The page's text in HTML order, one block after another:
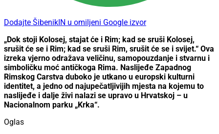
Dodajte ŠibenikIN u omiljeni Google izvor
„Dok stoji Kolosej, stajat će i Rim; kad se sruši Kolosej,
srušit će se i Rim; kad se sruši Rim, srušit će se i svijet.“ Ova
izreka vjerno odražava veličinu, samopouzdanje i stvarnu i
simboličku moć antičkoga Rima. Naslijeđe Zapadnog
Rimskog Carstva duboko je utkano u europski kulturni
identitet, a jedno od najupečatljivijih mjesta na kojemu to
naslijeđe i dalje živi nalazi se upravo u Hrvatskoj – u
Nacionalnom parku „Krka“.
Oglas